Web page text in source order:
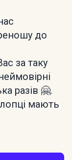
до
за таку
разів 🤗.
мають